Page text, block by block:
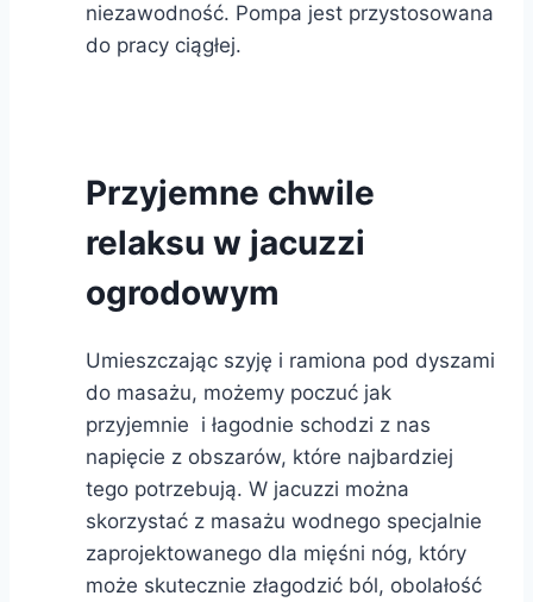
niezawodność. Pompa jest przystosowana
do pracy ciągłej.
Przyjemne chwile
relaksu w jacuzzi
ogrodowym
Umieszczając szyję i ramiona pod dyszami
do masażu, możemy poczuć jak
przyjemnie i łagodnie schodzi z nas
napięcie z obszarów, które najbardziej
tego potrzebują. W jacuzzi można
skorzystać z masażu wodnego specjalnie
zaprojektowanego dla mięśni nóg, który
może skutecznie złagodzić ból, obolałość